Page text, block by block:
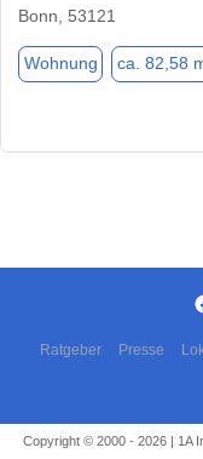
Bonn, 53121
Wohnung ca. 82,58
Ratgeber Presse
Copyright © 2000 - 2026 | 1A